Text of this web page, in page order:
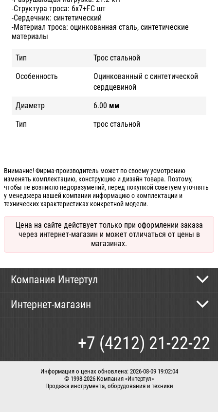
-Структура троса: 6x7+FC шт
-Сердечник: синтетический
-Материал троса: оцинкованная сталь, синтетические
материалы
Тип
Трос стальной
Особенность
Оцинкованный с синтетической
сердцевиной
Диаметр
6.00 мм
Тип
трос стальной
Внимание! Фирма-производитель может по своему усмотрению
изменять комплектацию, конструкцию и дизайн товара. Поэтому,
чтобы не возникло недоразумений, перед покупкой советуем уточнять
у менеджера нашей компании информацию о комплектации и
технических характеристиках конкретной модели.
Цена на сайте действует только при оформлении заказа
через интернет-магазин и может отличаться от цены в
магазинах.
Компания Интертул
Новости
Интернет-магазин
Доставка
+7 (4212) 21-22-22
Информация о ценах обновлена: 2026-08-09 19:02:04
© 1998-2026 Компания «Интертул»
Продажа инструмента, оборудования и техники